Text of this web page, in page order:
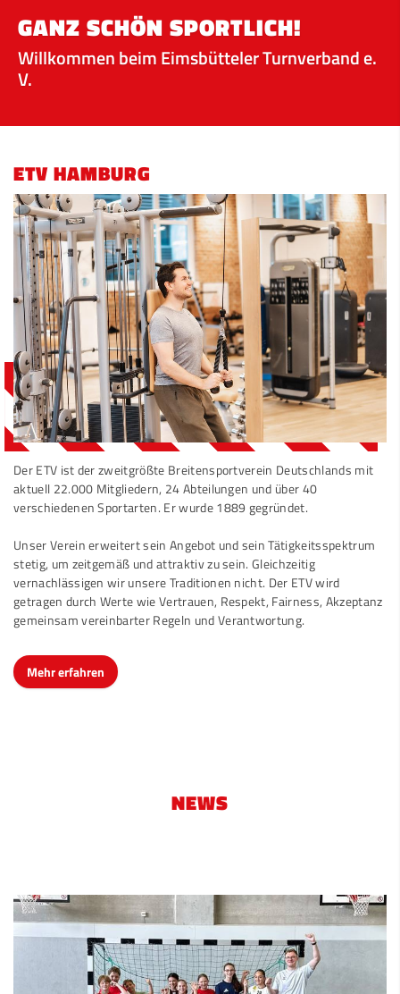
GANZ SCHÖN SPORTLICH!
Willkommen beim Eimsbütteler Turnverband e.
V.
ETV HAMBURG
Der ETV ist der zweitgrößte Breitensportverein Deutschlands mit
aktuell 22.000 Mitgliedern, 24 Abteilungen und über 40
verschiedenen Sportarten. Er wurde 1889 gegründet.
Unser Verein erweitert sein Angebot und sein Tätigkeitsspektrum
stetig, um zeitgemäß und attraktiv zu sein. Gleichzeitig
vernachlässigen wir unsere Traditionen nicht. Der ETV wird
getragen durch Werte wie Vertrauen, Respekt, Fairness, Akzeptanz
gemeinsam vereinbarter Regeln und Verantwortung.
Mehr erfahren
NEWS